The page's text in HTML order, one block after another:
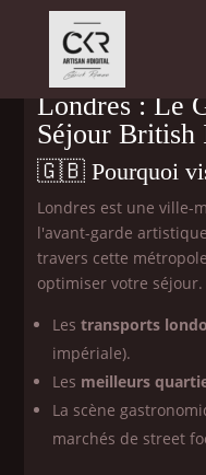
Londres : Le
Séjour British
🇬🇧 Pourquoi
Londres est une ville-
l'avant-garde
travers cette
optimiser votre
Lestransports
impériale).
Les meilleurs
La scène
marchés de street